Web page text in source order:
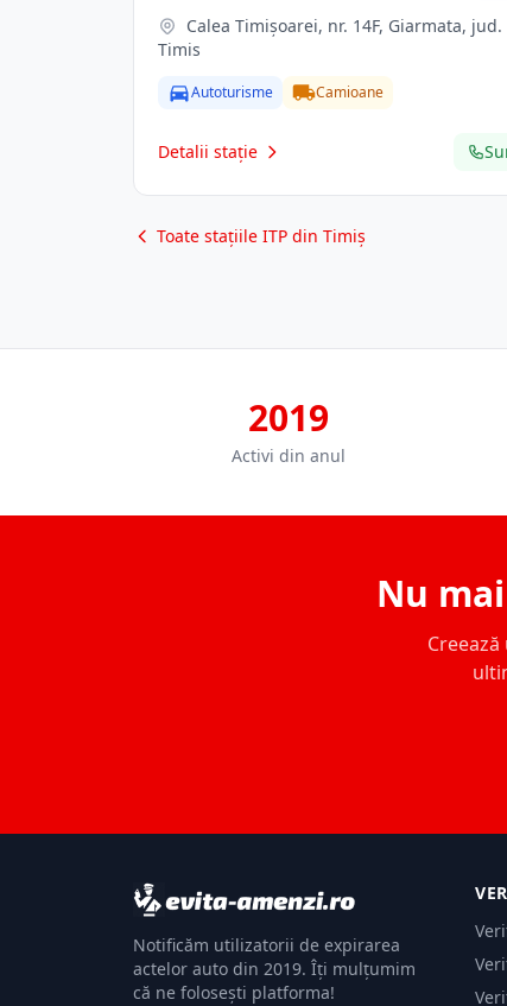
Timis
Autoturisme Camioane
Detalii stație
Toate stațiile ITP din Timiș
2019
Activi din anul
Nu
Notificăm utilizatorii de expirarea
actelor auto din 2019. Îți mulțumim
că ne folosești platforma!